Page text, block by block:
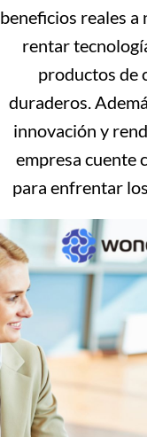
beneficios reales
rentar
productos de
duraderos.
innovación y
empresa cuente
para enfrentar